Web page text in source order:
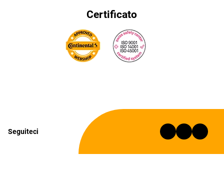
Certificato
Seguiteci